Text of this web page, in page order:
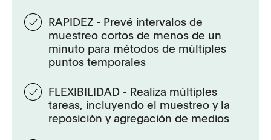
RAPIDEZ - Prevé intervalos de
muestreo cortos de menos de un
minuto para métodos de múltiples
puntos temporales
FLEXIBILIDAD - Realiza múltiples
tareas, incluyendo el muestreo y la
reposición y agregación de medios